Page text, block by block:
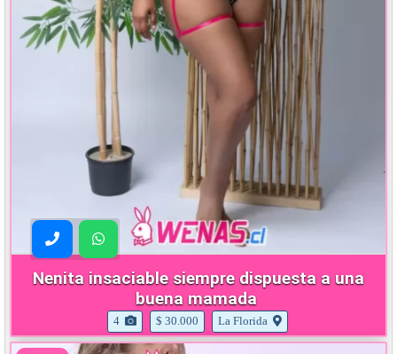
Nenita insaciable siempre dispuesta a una
buena mamada
4 $ 30.000 La Florida